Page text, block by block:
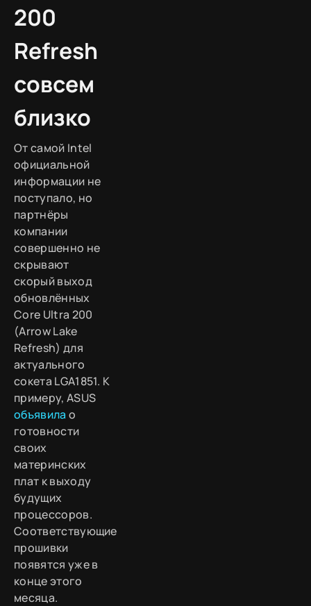
200
Refresh
совсем
близко
От самой Intel
официальной
информации не
поступало, но
партнёры
компании
совершенно не
скрывают
скорый выход
обновлённых
Core Ultra 200
(Arrow Lake
Refresh) для
актуального
сокета LGA1851. К
примеру, ASUS
объявила о
готовности
своих
материнских
плат к выходу
будущих
процессоров.
Соответствующие
прошивки
появятся уже в
конце этого
месяца.